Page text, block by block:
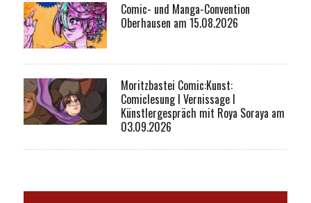
Comic- und Manga-Convention
Oberhausen am 15.08.2026
Moritzbastei Comic:Kunst:
Comiclesung I Vernissage I
Künstlergespräch mit Roya Soraya am
03.09.2026